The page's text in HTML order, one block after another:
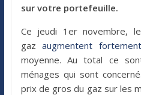
sur votre portefeuille.
Ce jeudi 1er novembre,
gazaugmentent fortement
moyenne. Au total ce
ménages qui sont
prix de gros du gaz sur les